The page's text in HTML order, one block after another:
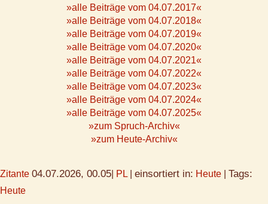
»alle Beiträge vom 04.07.2017«
»alle Beiträge vom 04.07.2018«
»alle Beiträge vom 04.07.2019«
»alle Beiträge vom 04.07.2020«
»alle Beiträge vom 04.07.2021«
»alle Beiträge vom 04.07.2022«
»alle Beiträge vom 04.07.2023«
»alle Beiträge vom 04.07.2024«
»alle Beiträge vom 04.07.2025«
»zum Spruch-Archiv«
»zum Heute-Archiv«
Zitante 04.07.2026, 00.05 PL einsortiert in: Heute Tags:
Heute